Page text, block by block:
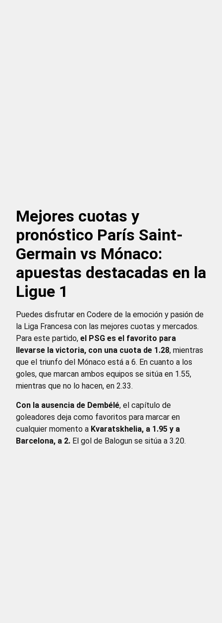
Mejores cuotas y
pronóstico París Saint-
Germain vs Mónaco:
apuestas destacadas en la
Ligue 1
Puedes disfrutar en Codere de la emoción y pasión de
la Liga Francesa con las mejores cuotas y mercados.
Para este partido, el PSG es el favorito para
llevarse la victoria, con una cuota de 1.28, mientras
que el triunfo del Mónaco está a 6. En cuanto a los
goles, que marcan ambos equipos se sitúa en 1.55,
mientras que no lo hacen, en 2.33.
Con la ausencia de Dembélé, el capítulo de
goleadores deja como favoritos para marcar en
cualquier momento a Kvaratskhelia, a 1.95 y a
Barcelona, a 2. El gol de Balogun se sitúa a 3.20.